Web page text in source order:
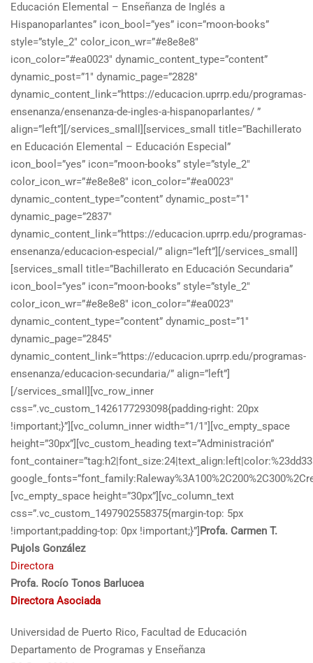
Educación Elemental – Enseñanza de Inglés a
Hispanoparlantes” icon_bool=”yes” icon=”moon-books”
style=”style_2″ color_icon_wr=”#e8e8e8″
icon_color=”#ea0023″ dynamic_content_type=”content”
dynamic_post=”1″ dynamic_page=”2828″
dynamic_content_link=”https://educacion.uprrp.edu/programas-
ensenanza/ensenanza-de-ingles-a-hispanoparlantes/ ”
align=”left”][/services_small][services_small title=”Bachillerato
en Educación Elemental – Educación Especial”
icon_bool=”yes” icon=”moon-books” style=”style_2″
color_icon_wr=”#e8e8e8″ icon_color=”#ea0023″
dynamic_content_type=”content” dynamic_post=”1″
dynamic_page=”2837″
dynamic_content_link=”https://educacion.uprrp.edu/programas-
ensenanza/educacion-especial/” align=”left”][/services_small]
[services_small title=”Bachillerato en Educación Secundaria”
icon_bool=”yes” icon=”moon-books” style=”style_2″
color_icon_wr=”#e8e8e8″ icon_color=”#ea0023″
dynamic_content_type=”content” dynamic_post=”1″
dynamic_page=”2845″
dynamic_content_link=”https://educacion.uprrp.edu/programas-
ensenanza/educacion-secundaria/” align=”left”]
[/services_small][vc_row_inner
css=”.vc_custom_1426177293098{padding-right: 20px
!important;}”][vc_column_inner width=”1/1″][vc_empty_space
height=”30px”][vc_custom_heading text=”Administración”
[vc_empty_space height=”30px”][vc_column_text
css=”.vc_custom_1497902558375{margin-top: 5px
!important;padding-top: 0px !important;}”]Profa. Carmen T.
Pujols González
Directora
Profa. Rocío Tonos Barlucea
Directora Asociada
Universidad de Puerto Rico, Facultad de Educación
Departamento de Programas y Enseñanza